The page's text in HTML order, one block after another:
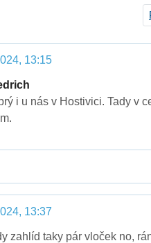
13:15
i u nás v Hostivici. Tady v
13:37
zahlíd taky pár vloček no,